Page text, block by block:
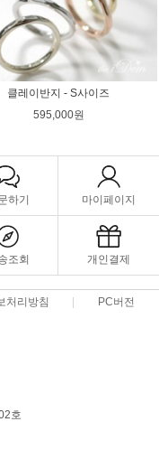
클레이반지 - S사이즈
595,000원
하기 마이페이지
조회 개인결제
처리방침 PC버전
호